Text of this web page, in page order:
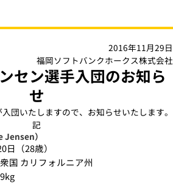
2016年11月29日
福岡ソフトバンクホークス株式会社
セン選手入団のお知ら
せ
団いたしますので、お知らせいたします。
記
）
日（28歳）
国 カリフォルニア州